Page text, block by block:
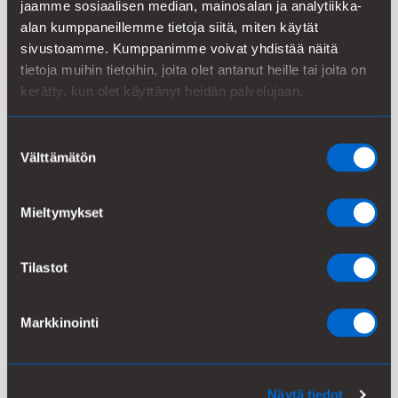
jaamme sosiaalisen median, mainosalan ja analytiikka-
alan kumppaneillemme tietoja siitä, miten käytät
sivustoamme. Kumppanimme voivat yhdistää näitä
tietoja muihin tietoihin, joita olet antanut heille tai joita on
kerätty, kun olet käyttänyt heidän palvelujaan.
valinta
Välttämätön
Mieltymykset
Tilastot
Markkinointi
Näytä tiedot
”Tämä uusi ja mullistava teknologia tuottaa kestäviä
materiaalivaihtoehtoja monille tärkeille
loppukäyttömarkkinoille”, sanooChristian Lenges
kaupallistamisvaiheen Kemiran kanssa. On hienoa,
että saamme markkinoille uusia biomateriaaleja,
jotka ovat skaalautuvia globaalilla tasolla, uusiutuvia
ja jopa toimivampia kuin perinteiset materiaalit.”
Entsymaattinen polymerointiprosessiteknologia
polymerointiprosessiteknologiassa sokeripohjaisia
bioteknologian menetelmin teollisessa
mittakaavassa. Tuloksia voidaan hyödyntää monissa